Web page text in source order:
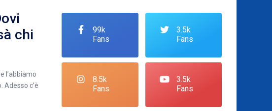
chi
l’abbiamo
Adesso c’è
99k
Fans
3.5k
Fans
8.5k
Fans
3.5k
Fans